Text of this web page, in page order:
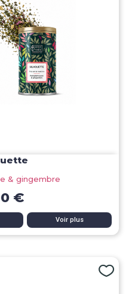
& gingembre
€
Voir plus